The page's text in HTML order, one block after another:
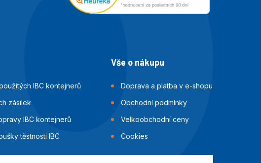
IBC kontejnerů
zásilek
IBC kontejnerů
těstnosti IBC
Vše o nákupu
Doprava a platba v e-shopu
Obchodní podmínky
Velkoobchodní ceny
Cookies